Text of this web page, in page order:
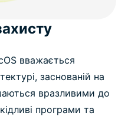
вважається
заснованій на
вразливими до
програми та